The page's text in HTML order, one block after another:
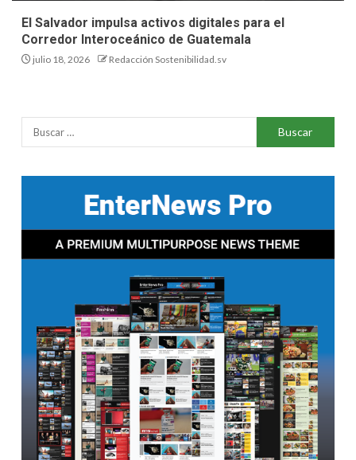
El Salvador impulsa activos digitales para el
Corredor Interoceánico de Guatemala
julio 18, 2026 Redacción Sostenibilidad.sv